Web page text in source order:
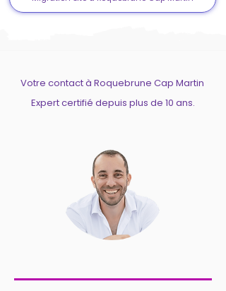
Votre contact à Roquebrune Cap Martin
Expert certifié depuis plus de 10 ans.